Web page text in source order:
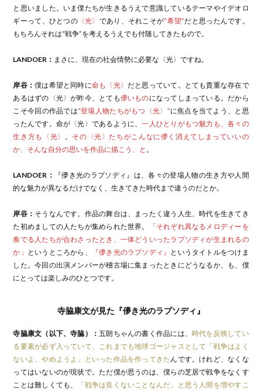
と思いました。いま僕たちが生きるうえで意識しているテーマやイデオロ
ギーって、ひとつの〈光〉 であり、それこそが“希望”だと思ったんです。
もちろんそれは“戦争”を考えるうえでも付随してきたもので。
LANDOER： まさに、現在の社会情勢に必要な〈光〉ですね。
岸谷：僕は希望と同時に命も〈光〉だと思っていて。とても貴重な存在で
あるはずの〈光〉が昨今、とても儚いものになってしまっている。だから
こそ今回の作品では“登場人物たちがもつ〈光〉”に焦点を当てよう、と思
ったんです。命が〈光〉であるように、一人ひとりがもつ魅力も、各々の
生き方も〈光〉
。 その〈光〉たちがこんなに儚く消えてしまっていいの
か、そんな自分の思いを作品に描こう、と 。
LANDOER：
『儚き光のラプソディ』は、各々の登場人物の生き方や人間
的な魅力が異なるだけでなく、生きてきた時代まで違うのだとか。
岸谷： そうなんです。作品の舞台は、まったく違う人生、時代を生きてき
た初めましての人たちが集められた世界。
「それぞれ異なるメロディーを
奏でる人たちが合わさったとき、一体どういったラプソディが生まれるの
か」 というところから、 『儚き光のラプソディ』 というタイトルをつけま
した。今回の出演メンバーが稽古場に集まったときにどうなるか、も、僕
にとっては楽しみのひとつです。
寺脇康文が見た『儚き光のラプソディ』
寺脇康文（以下、寺脇）：五朗ちゃんの書く作品には、時代を反映してい
る要素が必ず入っていて、これまでも地球ゴージャスとして「戦争はよく
ないよ、やめようよ」といった作品を作ってきた んです。けれど、なくな
ってはいないのが現状で。ただ僕が思うのは、僕らの芝居で戦争をなくす
ことは難しくても、
「戦争は良くないことなんだ」と思う人間を増やすこ